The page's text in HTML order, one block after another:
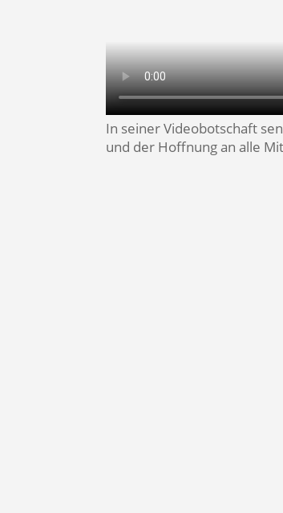
In seiner Videobotschaft
und der Hoffnung an alle